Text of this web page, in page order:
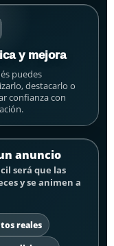
y mejora
puedes
destacarlo o
confianza con
anuncio
será que las
y se animen a
reales